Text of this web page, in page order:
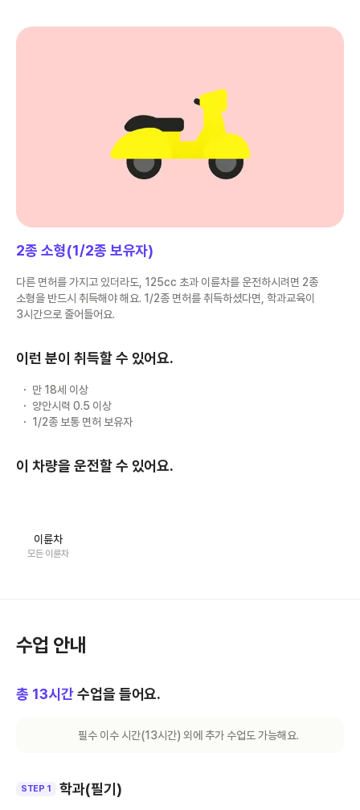
2종 소형(1/2종 보유자)
다른 면허를 가지고 있더라도, 125cc 초과 이륜차를 운전하시려면 2종
소형을 반드시 취득해야 해요. 1/2종 면허를 취득하셨다면, 학과교육이
3시간으로 줄어들어요.
이런 분이 취득할 수 있어요.
만 18세 이상
양안시력 0.5 이상
1/2종 보통 면허 보유자
이 차량을 운전할 수 있어요.
이륜차
모든 이륜차
수업 안내
총 13시간 수업을 들어요.
필수 이수 시간(13시간) 외에 추가 수업도 가능해요.
STEP 1 학과(필기)